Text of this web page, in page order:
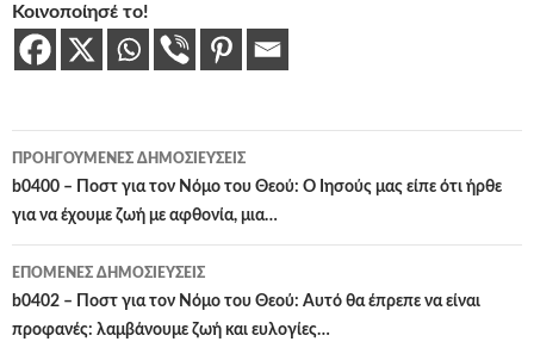
Κοινοποίησέ το!
Πλοήγηση
άρθρων
ΠΡΟΗΓΟΎΜΕΝΕΣ ΔΗΜΟΣΙΕΎΣΕΙΣ
b0400 – Ποστ για τον Νόμο του Θεού: Ο Ιησούς μας είπε ότι ήρθε
για να έχουμε ζωή με αφθονία, μια…
ΕΠΌΜΕΝΕΣ ΔΗΜΟΣΙΕΎΣΕΙΣ
b0402 – Ποστ για τον Νόμο του Θεού: Αυτό θα έπρεπε να είναι
προφανές: λαμβάνουμε ζωή και ευλογίες…